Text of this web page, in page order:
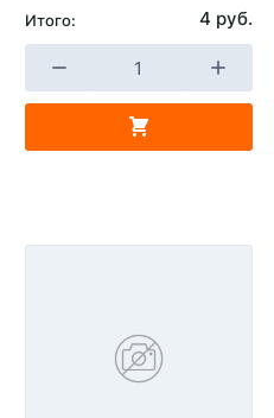
Итого: 4 руб.